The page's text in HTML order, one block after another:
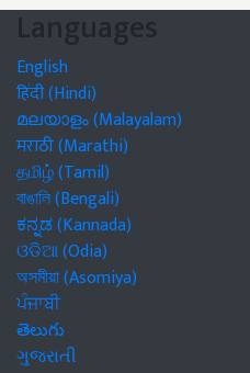
Languages
English
हिंदी (Hindi)
മലയാളം (Malayalam)
मराठी (Marathi)
தமிழ் (Tamil)
বাঙালি (Bengali)
ಕನ್ನಡ (Kannada)
ଓଡିଆ (Odia)
অসমীয়া (Asomiya)
ਪੰਜਾਬੀ
తెలుగు
ગુજરાતી